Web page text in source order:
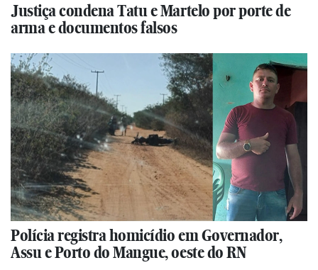
Justiça condena Tatu e Martelo por porte de
arma e documentos falsos
Polícia registra homicídio em Governador,
Assu e Porto do Mangue, oeste do RN